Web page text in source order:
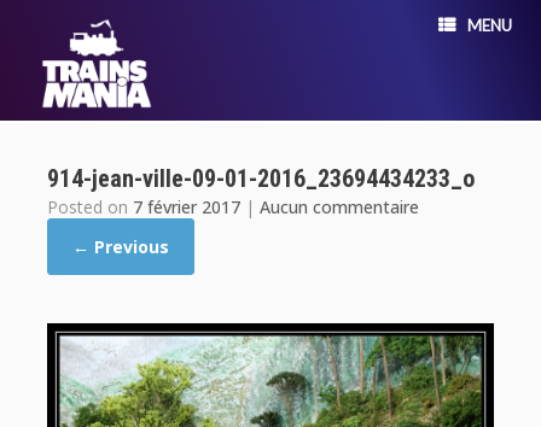
MENU
914-jean-ville-09-01-2016_23694434233_o
Posted on 7 février 2017| Aucun commentaire
← Previous